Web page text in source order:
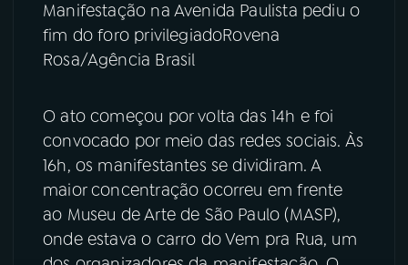
Manifestação na Avenida Paulista pediu o
fim do foro privilegiadoRovena
Rosa/Agência Brasil
O ato começou por volta das 14h e foi
convocado por meio das redes sociais. Às
16h, os manifestantes se dividiram. A
maior concentração ocorreu em frente
ao Museu de Arte de São Paulo (MASP),
onde estava o carro do Vem pra Rua, um